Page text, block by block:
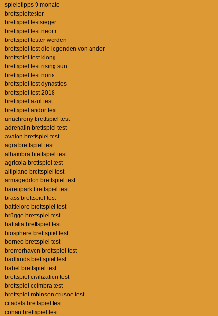
spieletipps 9 monate
brettspieltester
brettspiel testsieger
brettspiel test neom
brettspiel tester werden
brettspiel test die legenden von andor
brettspiel test klong
brettspiel test rising sun
brettspiel test noria
brettspiel test dynasties
brettspiel test 2018
brettspiel azul test
brettspiel andor test
anachrony brettspiel test
adrenalin brettspiel test
avalon brettspiel test
agra brettspiel test
alhambra brettspiel test
agricola brettspiel test
altiplano brettspiel test
armageddon brettspiel test
bärenpark brettspiel test
brass brettspiel test
battlelore brettspiel test
brügge brettspiel test
battalia brettspiel test
biosphere brettspiel test
borneo brettspiel test
bremerhaven brettspiel test
badlands brettspiel test
babel brettspiel test
brettspiel civilization test
brettspiel coimbra test
brettspiel robinson crusoe test
citadels brettspiel test
conan brettspiel test